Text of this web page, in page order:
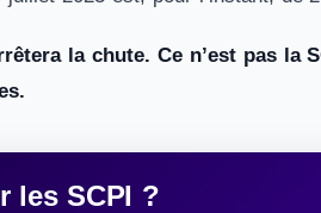
la chute. Ce n’est pas
les SCPI ?